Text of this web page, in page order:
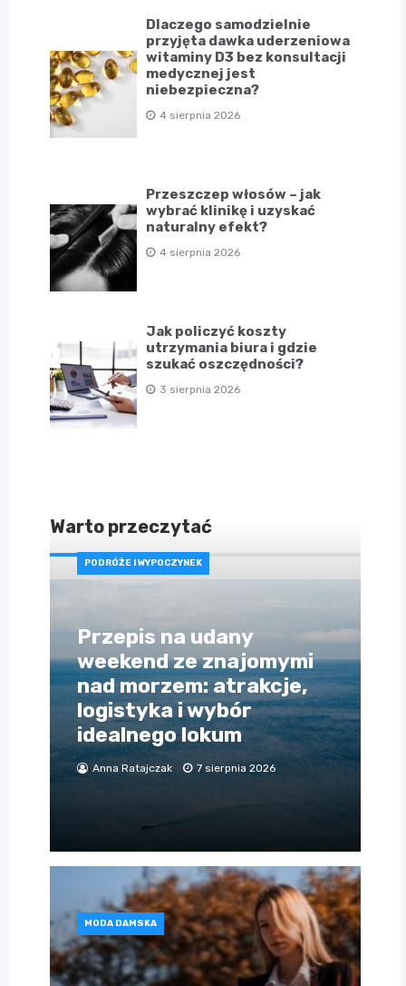
Dlaczego samodzielnie
przyjęta dawka uderzeniowa
witaminy D3 bez konsultacji
medycznej jest
niebezpieczna?
4 sierpnia 2026
Przeszczep włosów – jak
wybrać klinikę i uzyskać
naturalny efekt?
4 sierpnia 2026
Jak policzyć koszty
utrzymania biura i gdzie
szukać oszczędności?
3 sierpnia 2026
Warto przeczytać
PODRÓŻE I WYPOCZYNEK
Przepis na udany
weekend ze znajomymi
nad morzem: atrakcje,
logistyka i wybór
idealnego lokum
Anna Ratajczak 7 sierpnia 2026
MODA DAMSKA